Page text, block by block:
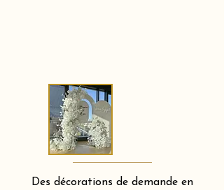
Des décorations de demande en